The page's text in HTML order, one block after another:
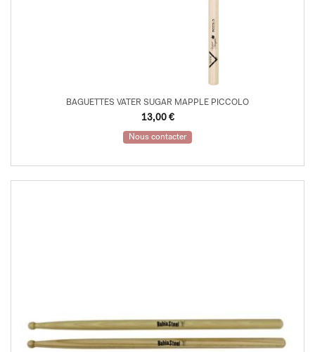
BAGUETTES VATER SUGAR MAPPLE PICCOLO
13,00 €
Nous contacter